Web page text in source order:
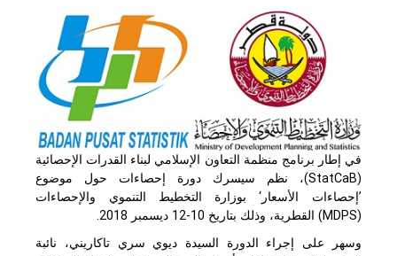
في إطار برنامج منظمة التعاون الإسلامي لبناء القدرات الإحصائية
StatCaB)، نظم سيسرك دورة إحصاءات حول موضوع
’إحصاءات الأسعار‘ بوزارة التخطيط التنموي والإحصاءات
MDPS) القطرية، وذلك بتاريخ 10-12 ديسمبر 2018.
وسهر على إجراء الدورة السيدة ديوي سري تاكاريني، نائبة